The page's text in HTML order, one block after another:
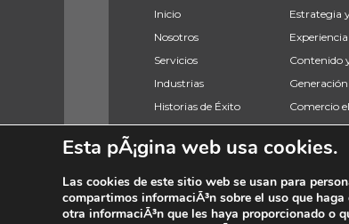
Inicio
Nosotros
Servicios
Industrias
Historias de Éxito
Talento
Blog
Contacto
Estrategia
Contenido
Comercio
Tecnologí­a
Esta pÃ¡gina web usa cookies.
Las cookies de este sitio web se usan para
compartimos informaciÃ³n sobre el uso que
otra informaciÃ³n que les haya proporcionado o